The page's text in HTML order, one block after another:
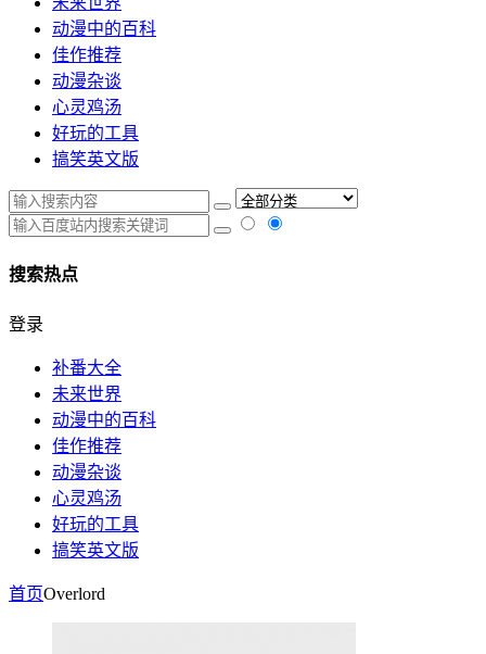
动漫中的百科
佳作推荐
动漫杂谈
心灵鸡汤
好玩的工具
搞笑英文版
搜索热点
登录
补番大全
未来世界
动漫中的百科
佳作推荐
动漫杂谈
心灵鸡汤
好玩的工具
搞笑英文版
首页Overlord